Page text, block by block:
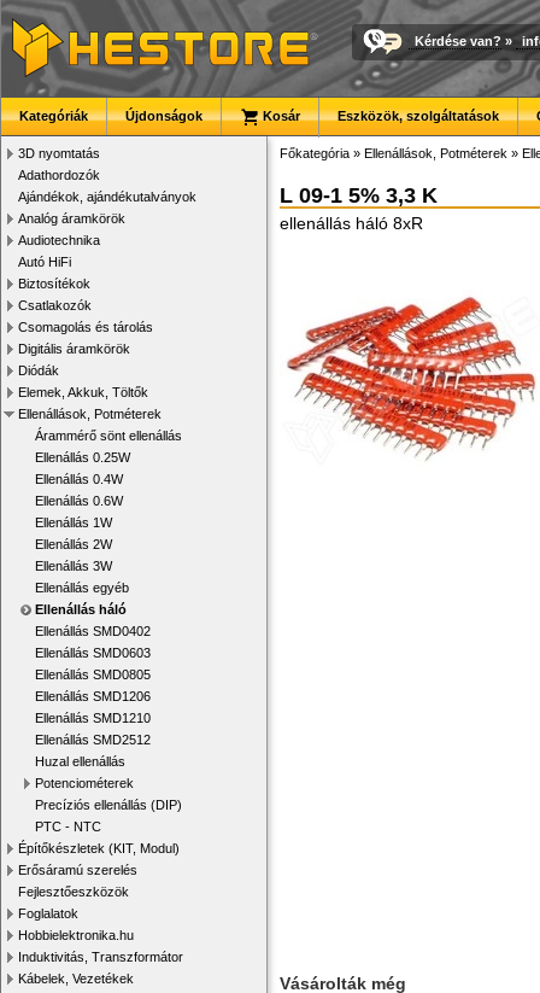
Kérdése van? »
Kategóriák Újdonságok Kosár Eszközök, szolgáltatások
3D nyomtatás
Adathordozók
Ajándékok, ajándékutalványok
Analóg áramkörök
Audiotechnika
Autó HiFi
Biztosítékok
Csatlakozók
Csomagolás és tárolás
Digitális áramkörök
Diódák
Elemek, Akkuk, Töltők
Ellenállások, Potméterek
Árammérő sönt ellenállás
Ellenállás 0.25W
Ellenállás 0.4W
Ellenállás 0.6W
Ellenállás 1W
Ellenállás 2W
Ellenállás 3W
Ellenállás egyéb
Ellenállás háló
Ellenállás SMD0402
Ellenállás SMD0603
Ellenállás SMD0805
Ellenállás SMD1206
Ellenállás SMD1210
Ellenállás SMD2512
Huzal ellenállás
Potenciométerek
Precíziós ellenállás (DIP)
PTC - NTC
Építőkészletek (KIT, Modul)
Erősáramú szerelés
Fejlesztőeszközök
Foglalatok
Hobbielektronika.hu
Induktivitás, Transzformátor
Kábelek, Vezetékek
Főkategória » Ellenállások, Potméterek »
L 09-1 5% 3,3 K
ellenállás háló 8xR
Vásárolták még